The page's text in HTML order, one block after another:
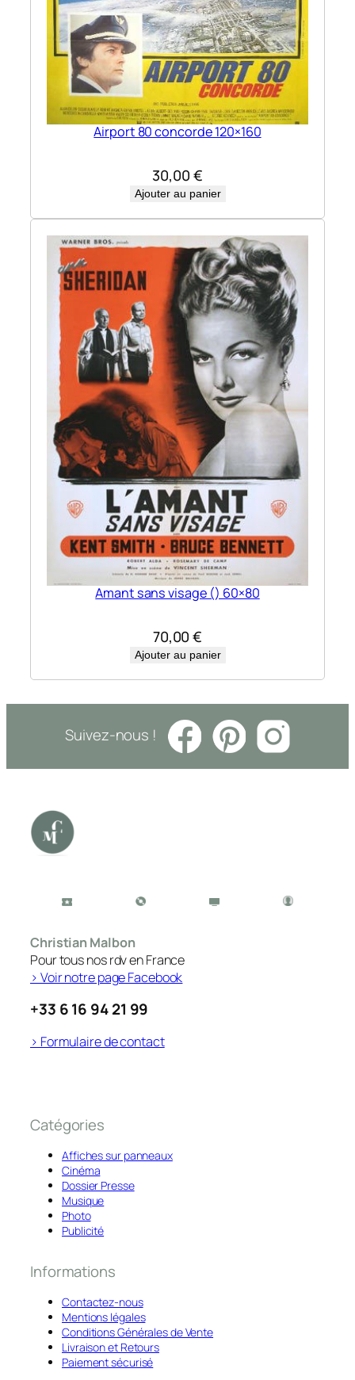
Airport 80 concorde 120×160
30,00 €
Ajouter au panier
Amant sans visage () 60×80
70,00€
Ajouter au panier
Suivez-nous !
Christian Malbon
Pour tous nos rdv en France
> Voir notre page Facebook
+33 6 16 94 21 99
> Formulaire de contact
Catégories
Affiches sur panneaux
Cinéma
Dossier Presse
Musique
Photo
Publicité
Informations
Contactez-nous
Mentions légales
Conditions Générales de Vente
Livraison et Retours
Paiement sécurisé